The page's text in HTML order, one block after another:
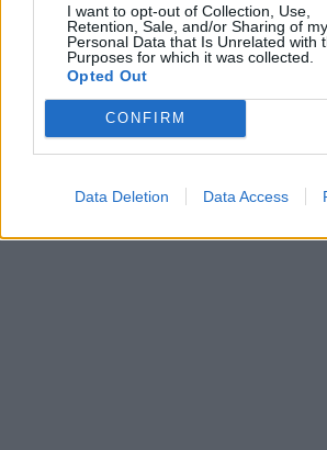
I want to opt-out of Collection, Use,
Retention, Sale, and/or Sharing of my
Personal Data that Is Unrelated with
Purposes for which it was collected.
Opted Out
CONFIRM
Data Deletion Data Access